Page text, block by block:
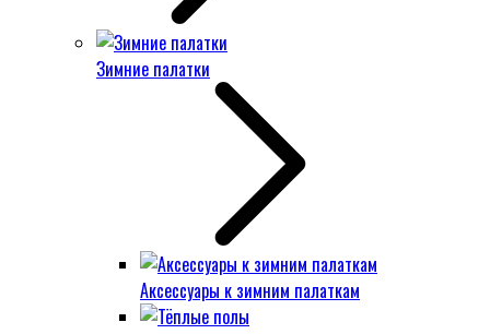
Зимние палатки
Аксессуары к зимним палаткам